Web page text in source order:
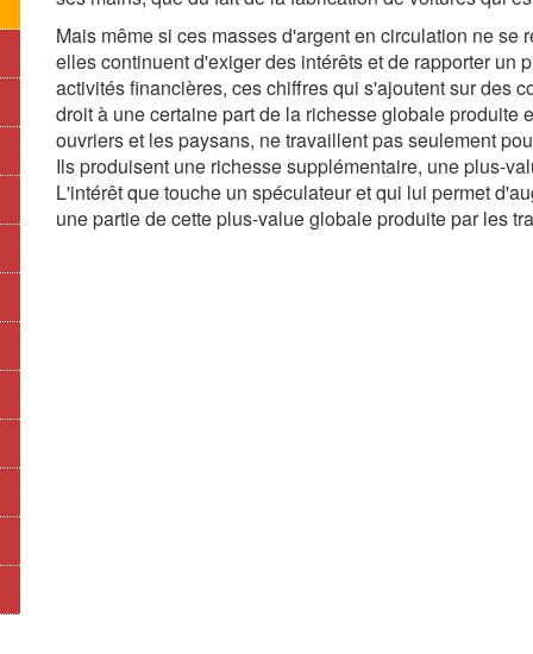
Mais même si ces masses d'argent en circulation ne
elles continuent d'exiger des intérêts et de rapporter un
activités financières, ces chiffres qui s'ajoutent sur des
droit à une certaine part de la richesse globale
ouvriers et les paysans, ne travaillent pas seulement
Ils produisent une richesse supplémentaire, une plus-
L'intérêt que touche un spéculateur et qui lui permet
une partie de cette plus-value globale produite par les